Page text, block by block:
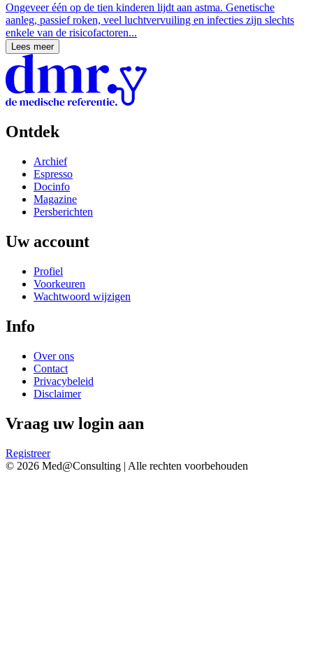
Ongeveer één op de tien kinderen lijdt aan astma. Genetische
aanleg, passief roken, veel luchtvervuiling en infecties zijn slechts
enkele van de risicofactoren...
Lees meer
Ontdek
Archief
Espresso
Docinfo
Magazine
Persberichten
Uw account
Profiel
Voorkeuren
Wachtwoord wijzigen
Info
Over ons
Contact
Privacybeleid
Disclaimer
Vraag uw login aan
Registreer
© 2026 Med@Consulting | Alle rechten voorbehouden